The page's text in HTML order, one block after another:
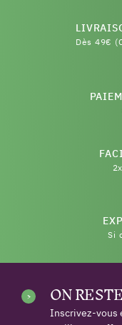
Dès 49€
Si
ON
Inscrivez-vous